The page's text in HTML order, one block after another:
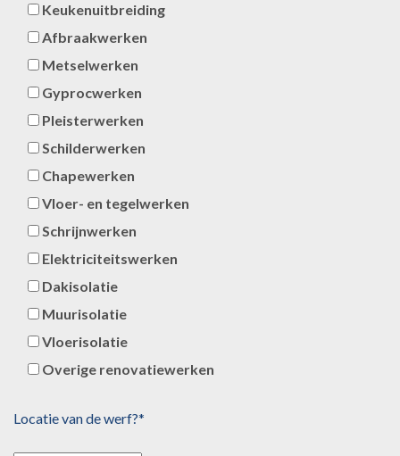
Keukenuitbreiding
Afbraakwerken
Metselwerken
Gyprocwerken
Pleisterwerken
Schilderwerken
Chapewerken
Vloer- en tegelwerken
Schrijnwerken
Elektriciteitswerken
Dakisolatie
Muurisolatie
Vloerisolatie
Overige renovatiewerken
Locatie van de werf?*